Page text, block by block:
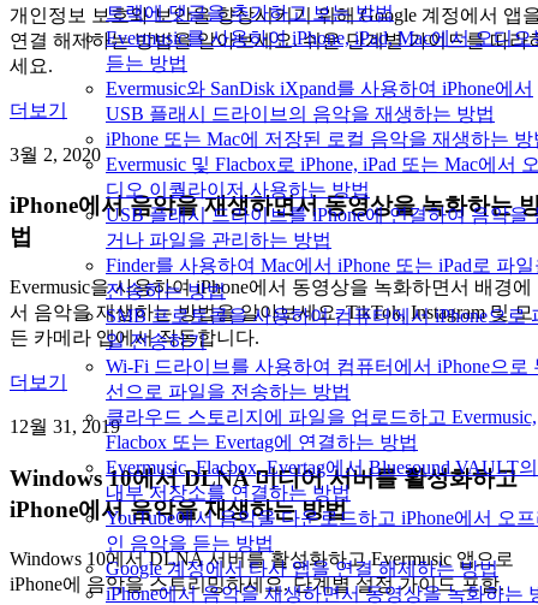
트랙에 댓글을 추가하고 보는 방법
Evermusic를 사용하여 iPhone, iPad, Mac에서 오디오
듣는 방법
Evermusic와 SanDisk iXpand를 사용하여 iPhone에서
USB 플래시 드라이브의 음악을 재생하는 방법
iPhone 또는 Mac에 저장된 로컬 음악을 재생하는 방
Evermusic 및 Flacbox로 iPhone, iPad 또는 Mac에서
디오 이퀄라이저 사용하는 방법
USB 플래시 드라이브를 iPhone에 연결하여 음악을
거나 파일을 관리하는 방법
Finder를 사용하여 Mac에서 iPhone 또는 iPad로 파
전송하는 방법
SMB 프로토콜을 사용하여 컴퓨터에서 iPhone으로
일 전송하기
Wi-Fi 드라이브를 사용하여 컴퓨터에서 iPhone으로
선으로 파일을 전송하는 방법
클라우드 스토리지에 파일을 업로드하고 Evermusic,
Flacbox 또는 Evertag에 연결하는 방법
Evermusic, Flacbox, Evertag에서 Bluesound VAULT의
내부 저장소를 연결하는 방법
YouTube에서 음악을 다운로드하고 iPhone에서 오
인 음악을 듣는 방법
Google 계정에서 타사 앱을 연결 해제하는 방법
iPhone에서 음악을 재생하면서 동영상을 녹화하는
개인정보 보호와 보안을 향상시키기 위해 Google 계정에서 앱
연결 해제하는 방법을 알아보세요. 쉬운 단계별 가이드를 따라
세요.
더보기
3월 2, 2020
iPhone에서 음악을 재생하면서 동영상을 녹화하는
법
Evermusic을 사용하여 iPhone에서 동영상을 녹화하면서 배경에
서 음악을 재생하는 방법을 알아보세요. TikTok, Instagram 및 모
든 카메라 앱에서 작동합니다.
더보기
12월 31, 2019
Windows 10에서 DLNA 미디어 서버를 활성화하고
iPhone에서 음악을 재생하는 방법
Windows 10에서 DLNA 서버를 활성화하고 Evermusic 앱으로
iPhone에 음악을 스트리밍하세요. 단계별 설정 가이드 포함.